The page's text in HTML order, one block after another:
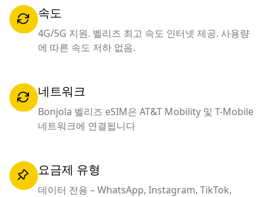
속도
4G/5G 지원. 벨리즈 최고 속도 인터넷 제공. 사용량
에 따른 속도 저하 없음.
네트워크
Bonjola 벨리즈 eSIM은 AT&T Mobility 및 T-Mobile
네트워크에 연결됩니다
요금제 유형
데이터 전용 – WhatsApp, Instagram, TikTok,